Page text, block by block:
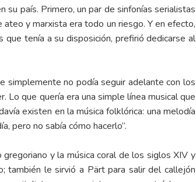
país. Primero, un par de sinfonías serialistas
y marxista era todo un riesgo. Y en efecto,
tenía a su disposición, prefirió dedicarse al
simplemente no podía seguir adelante con los
Lo que quería era una simple línea musical que
existen en la música folklórica: una melodía
pero no sabía cómo hacerlo”.
y la música coral de los siglos XIV y
también le sirvió a Pärt para salir del callejón